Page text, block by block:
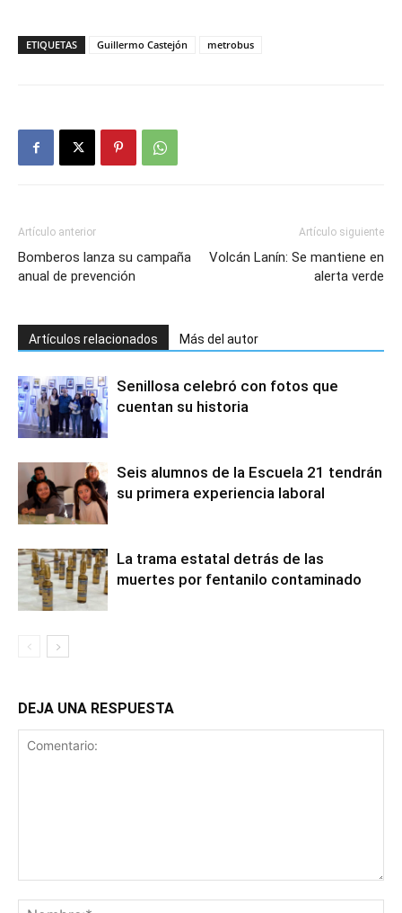
ETIQUETAS Guillermo Castejón metrobus
Artículo anterior
Bomberos lanza su campaña
anual de prevención
Artículo siguiente
Volcán Lanín: Se mantiene en
alerta verde
Artículos relacionados Más del autor
Senillosa celebró con fotos que
cuentan su historia
Seis alumnos de la Escuela 21 tendrán
su primera experiencia laboral
La trama estatal detrás de las
muertes por fentanilo contaminado
DEJA UNA RESPUESTA